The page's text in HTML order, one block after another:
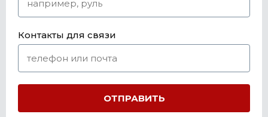
Контакты для связи